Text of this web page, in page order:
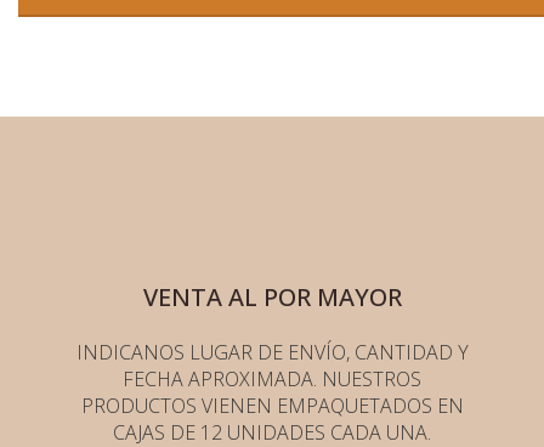
VENTA AL POR MAYOR
INDICANOS LUGAR DE ENVÍO, CANTIDAD Y
FECHA APROXIMADA. NUESTROS
PRODUCTOS VIENEN EMPAQUETADOS EN
CAJAS DE 12 UNIDADES CADA UNA.